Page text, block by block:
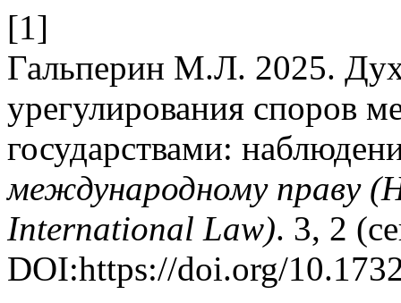
[1]
Гальперин М.Л. 2025.
урегулирования споров
государствами:
международному праву
International Law). 3, 2
DOI:https://doi.org/